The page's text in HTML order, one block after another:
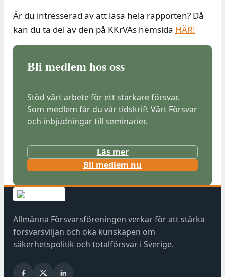
Är du intresserad av att läsa hela rapporten? Då
kan du ta del av den på KKrVAs hemsida HÄR!
Bli medlem hos oss
Stöd vårt arbete för ett starkare försvar.
Som medlem får du vår tidskrift Vårt Försvar
och inbjudningar till seminarier.
Läs mer
Bli medlem nu
p
n
s
Allmänna Försvarsföreningen verkar för att stärka
försvarsviljan och öka kunskapen om
säkerhetspolitik och totalförsvar i Sverige.